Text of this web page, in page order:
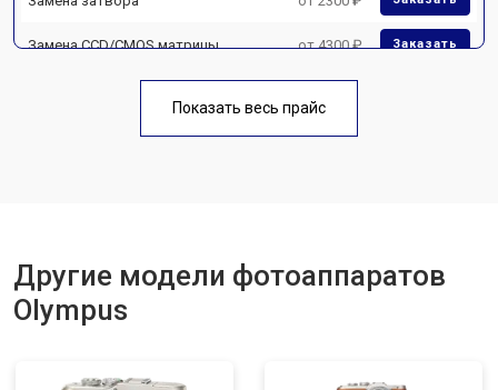
Замена CCD/CMOS матрицы от 4300 ₽ Заказать
Чистка матрицы от 3100 ₽
Показать весь прайс
Другие модели фотоаппаратов
Olympus